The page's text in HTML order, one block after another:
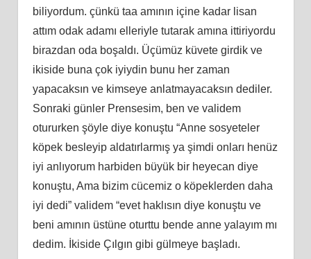
biliyordum. çünkü taa amının içine kadar lisan
attım odak adamı elleriyle tutarak amına ittiriyordu
birazdan oda boşaldı. Üçümüz küvete girdik ve
ikiside buna çok iyiydin bunu her zaman
yapacaksın ve kimseye anlatmayacaksın dediler.
Sonraki günler Prensesim, ben ve validem
otururken şöyle diye konuştu “Anne sosyeteler
köpek besleyip aldatırlarmış ya şimdi onları henüz
iyi anlıyorum harbiden büyük bir heyecan diye
konuştu, Ama bizim cücemiz o köpeklerden daha
iyi dedi” validem “evet haklısın diye konuştu ve
beni amının üstüne oturttu bende anne yalayım mı
dedim. İkiside Çılgın gibi gülmeye başladı.